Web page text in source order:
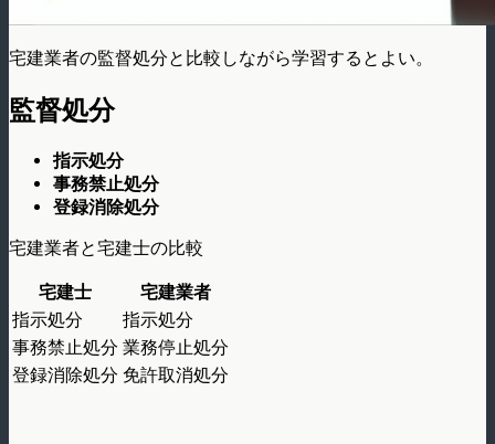
宅建業者の監督処分と比較しながら学習するとよい。
監督処分
指示処分
事務禁止処分
登録消除処分
宅建業者と宅建士の比較
宅建士
宅建業者
指示処分
指示処分
事務禁止処分 業務停止処分
登録消除処分 免許取消処分